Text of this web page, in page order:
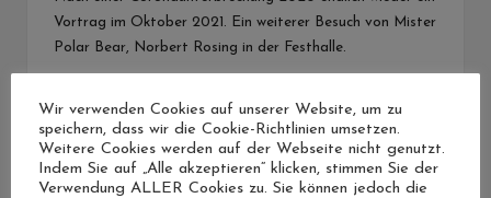
Vortrag im Oktober 2021. Ein weiterer Besuch von Mister
Polar Bear, Norbert Rosing in der Festhalle.
Freitag 08. November 2019 – Stefan Forster “Im Reich
der Lichter”
Wir verwenden Cookies auf unserer Website, um zu
speichern, dass wir die Cookie-Richtlinien umsetzen.
Weitere Cookies werden auf der Webseite nicht genutzt.
Indem Sie auf „Alle akzeptieren“ klicken, stimmen Sie der
Verwendung ALLER Cookies zu. Sie können jedoch die